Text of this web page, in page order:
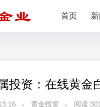
首页
投资：在线黄金
黄金投资 阅读 301